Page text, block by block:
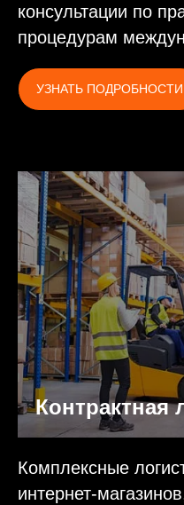
консультации по
процедурам
УЗНАТЬ ПОДРОБНОСТИ
Контрактная
Комплексные
интернет-